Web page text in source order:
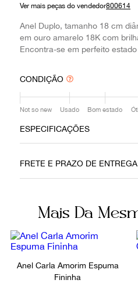
Ver mais peças do vendedor800614
Anel Duplo, tamanho 18 cm
em ouro amarelo 18K com
Encontra-se em perfeito
CONDIÇÃO
Not so new Usado Bom estado
ESPECIFICAÇÕES
05102020
Dourado
Ocasião
FRETE E PRAZO DE ENTREGA
Mais Da
Anel Carla Amorim Espuma
Fininha